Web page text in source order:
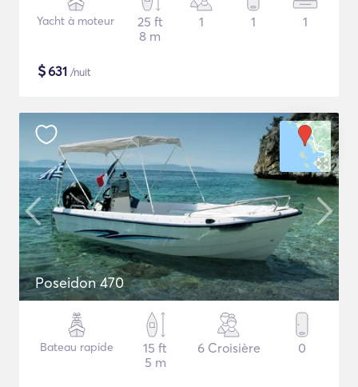
Yacht à moteur
25 ft
8 m
1 1 1
$631 /nuit
Poseidon 470
Bateau rapide
15 ft
5 m
6 Croisière 0